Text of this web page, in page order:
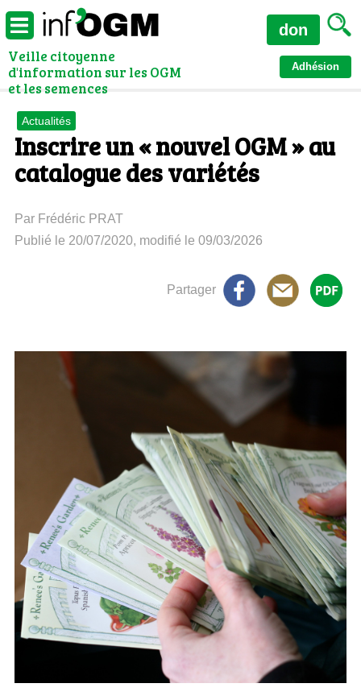
Veille citoyenne
d'information sur les OGM
et les semences
Adhésion
don
Actualités
Inscrire un « nouvel OGM » au
catalogue des variétés
Par Frédéric PRAT
Publié le 20/07/2020, modifié le 09/03/2026
Partager